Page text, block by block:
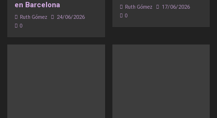
en Barcelona
Ruth Gómez 24/06/2026
0
Ruth Gómez 17/06/2026
0